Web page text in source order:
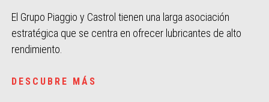
El Grupo Piaggio y Castrol tienen una larga asociación
estratégica que se centra en ofrecer lubricantes de alto
rendimiento.
DESCUBRE MÁS